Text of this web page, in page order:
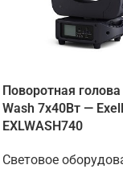
Поворотная голова
Wash 7х40Вт —
EXLWASH740
Световое